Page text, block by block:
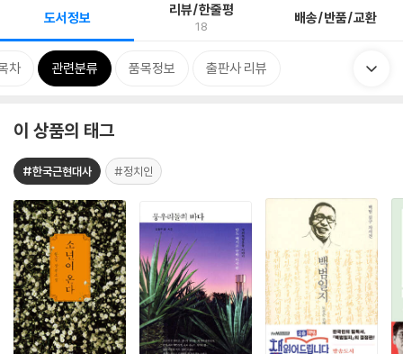
도서정보 리뷰/한줄평
18 배송/반품/교환
차 관련분류 품목정보 출판사 리뷰
이 상품의 태그
#한국근현대사 #정치인